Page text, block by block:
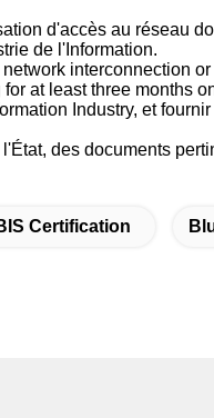
d'accès au réseau
de l'Information.
interconnection
at least three months
Industry, et
des documents
Certification